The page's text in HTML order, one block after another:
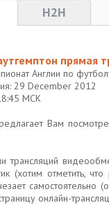
H2H
прямая
Англии по
29 December 2012
МСК
Вам
трансляций
(хотим отметить,
онлайн-